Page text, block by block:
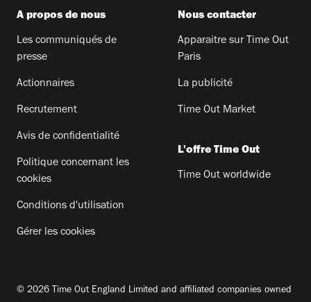
A propos de nous
Les communiqués de
presse
Actionnaires
Recrutement
Avis de confidentialité
Politique concernant les
cookies
Conditions d'utilisation
Gérer les cookies
Nous contacter
Apparaitre sur Time Out
Paris
La publicité
Time Out Market
L'offre Time Out
Time Out worldwide
© 2026 Time Out England Limited and affiliated companies owned